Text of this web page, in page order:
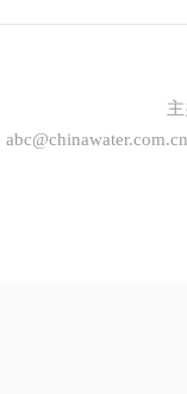
abc@chinawater.com.cn